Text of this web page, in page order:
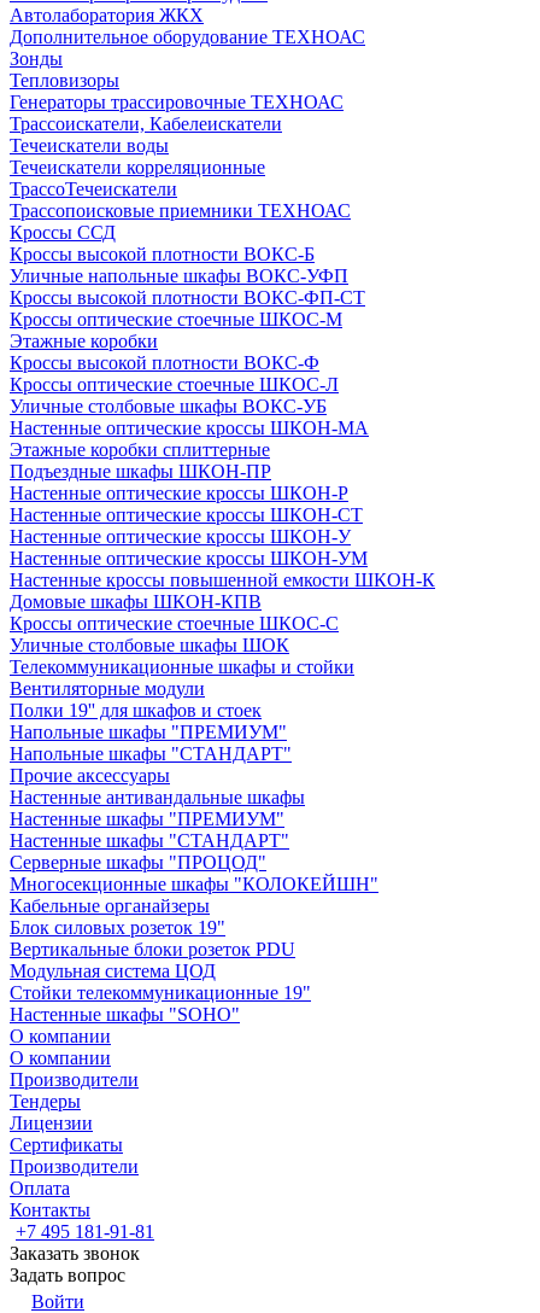
Автолаборатория ЖКХ
Дополнительное оборудование ТЕХНОАС
Зонды
Тепловизоры
Генераторы трассировочные ТЕХНОАС
Трассоискатели, Кабелеискатели
Течеискатели воды
Течеискатели корреляционные
ТрассоТечеискатели
Трассопоисковые приемники ТЕХНОАС
Кроссы ССД
Кроссы высокой плотности ВОКС-Б
Уличные напольные шкафы ВОКС-УФП
Кроссы высокой плотности ВОКС-ФП-СТ
Кроссы оптические стоечные ШКОС-М
Этажные коробки
Кроссы высокой плотности ВОКС-Ф
Кроссы оптические стоечные ШКОС-Л
Уличные столбовые шкафы ВОКС-УБ
Настенные оптические кроссы ШКОН-МА
Этажные коробки сплиттерные
Подъездные шкафы ШКОН-ПР
Настенные оптические кроссы ШКОН-Р
Настенные оптические кроссы ШКОН-СТ
Настенные оптические кроссы ШКОН-У
Настенные оптические кроссы ШКОН-УМ
Настенные кроссы повышенной емкости ШКОН-К
Домовые шкафы ШКОН-КПВ
Кроссы оптические стоечные ШКОС-С
Уличные столбовые шкафы ШОК
Телекоммуникационные шкафы и стойки
Вентиляторные модули
Полки 19'' для шкафов и стоек
Напольные шкафы "ПРЕМИУМ"
Напольные шкафы "СТАНДАРТ"
Прочие аксессуары
Настенные антивандальные шкафы
Настенные шкафы "ПРЕМИУМ"
Настенные шкафы "СТАНДАРТ"
Серверные шкафы "ПРОЦОД"
Многосекционные шкафы "КОЛОКЕЙШН"
Кабельные органайзеры
Блок силовых розеток 19"
Вертикальные блоки розеток PDU
Модульная система ЦОД
Стойки телекоммуникационные 19"
Настенные шкафы "SOHO"
О компании
О компании
Производители
Тендеры
Лицензии
Сертификаты
Производители
Оплата
Контакты
+7 495 181-91-81
Заказать звонок
Задать вопрос
Войти